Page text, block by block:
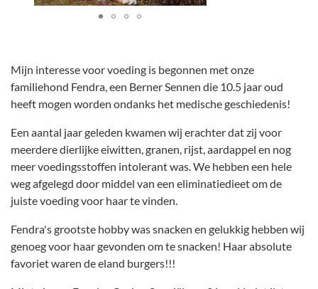
Mijn interesse voor voeding is begonnen met onze
familiehond Fendra, een Berner Sennen die 10.5 jaar oud
heeft mogen worden ondanks het medische geschiedenis!
Een aantal jaar geleden kwamen wij erachter dat zij voor
meerdere dierlijke eiwitten, granen, rijst, aardappel en nog
meer voedingsstoffen intolerant was. We hebben een hele
weg afgelegd door middel van een eliminatiedieet om de
juiste voeding voor haar te vinden.
Fendra's grootste hobby was snacken en gelukkig hebben wij
genoeg voor haar gevonden om te snacken! Haar absolute
favoriet waren de eland burgers!!!